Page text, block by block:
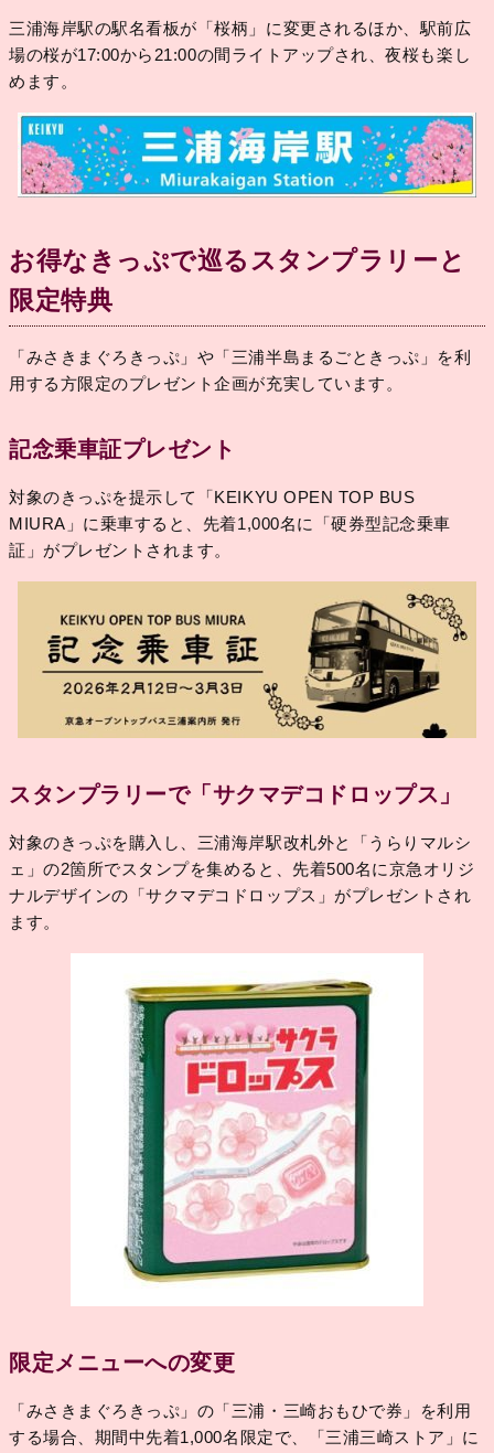
三浦海岸駅の駅名看板が「桜柄」に変更されるほか、駅前広
場の桜が17:00から21:00の間ライトアップされ、夜桜も楽し
めます。
お得なきっぷで巡るスタンプラリーと
限定特典
「みさきまぐろきっぷ」や「三浦半島まるごときっぷ」を利
用する方限定のプレゼント企画が充実しています。
記念乗車証プレゼント
対象のきっぷを提示して「KEIKYU OPEN TOP BUS
MIURA」に乗車すると、先着1,000名に「硬券型記念乗車
証」がプレゼントされます。
スタンプラリーで「サクマデコドロップス」
対象のきっぷを購入し、三浦海岸駅改札外と「うらりマルシ
ェ」の2箇所でスタンプを集めると、先着500名に京急オリジ
ナルデザインの「サクマデコドロップス」がプレゼントされ
ます。
限定メニューへの変更
「みさきまぐろきっぷ」の「三浦・三崎おもひで券」を利用
する場合、期間中先着1,000名限定で、「三浦三崎ストア」に